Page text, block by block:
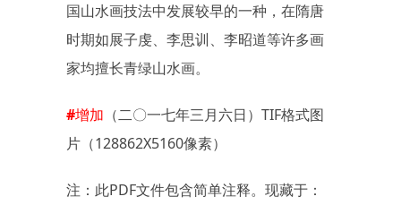
国山水画技法中发展较早的一种，在隋唐
时期如展子虔、李思训、李昭道等许多画
家均擅长青绿山水画。
#增加 （二〇一七年三月六日）TIF格式图
片（128862X5160像素）
注：此PDF文件包含简单注释。现藏于：